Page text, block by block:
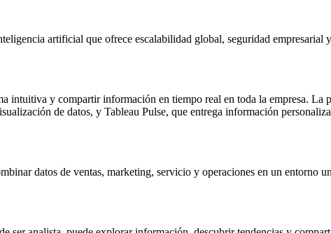
artificial que ofrece escalabilidad global, seguridad empresarial
intuitiva y compartir información en tiempo real en toda la empresa. La
de datos, y Tableau Pulse, que entrega información
datos de ventas, marketing, servicio y operaciones en un entorno